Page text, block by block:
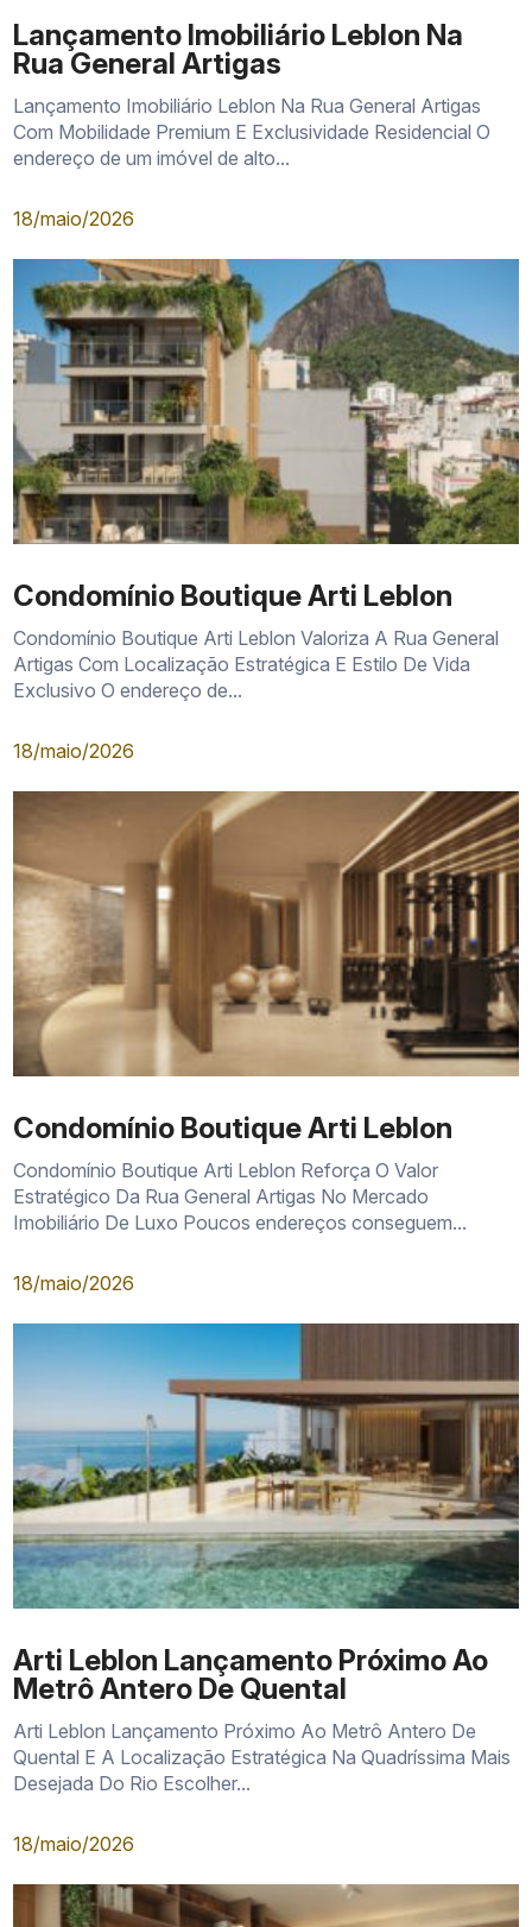
Lançamento Imobiliário Leblon Na
Rua General Artigas
Lançamento Imobiliário Leblon Na Rua General Artigas
Com Mobilidade Premium E Exclusividade Residencial O
endereço de um imóvel de alto...
18/maio/2026
Condomínio Boutique Arti Leblon
Condomínio Boutique Arti Leblon Valoriza A Rua General
Artigas Com Localização Estratégica E Estilo De Vida
Exclusivo O endereço de...
18/maio/2026
Condomínio Boutique Arti Leblon
Condomínio Boutique Arti Leblon Reforça O Valor
Estratégico Da Rua General Artigas No Mercado
Imobiliário De Luxo Poucos endereços conseguem...
18/maio/2026
Arti Leblon Lançamento Próximo Ao
Metrô Antero De Quental
Arti Leblon Lançamento Próximo Ao Metrô Antero De
Quental E A Localização Estratégica Na Quadríssima Mais
Desejada Do Rio Escolher...
18/maio/2026